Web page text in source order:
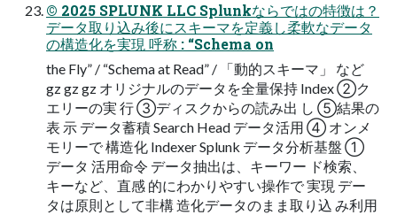
© 2025 SPLUNK LLC Splunkならではの特徴は？
データ取り込み後にスキーマを定義し柔軟なデータ
の構造化を実現 呼称 : “Schema on
the Fly” / “Schema at Read” / 「動的スキーマ」 など
gz gz gz オリジナルのデータを全量保持 Index ②ク
エリーの実 行 ③ディスクからの読み出 し ⑤結果の
表 示 データ蓄積 Search Head データ活用 ④ オンメ
モリーで 構造化 Indexer Splunk データ分析基盤 ①
データ 活用命令 データ抽出は、キーワー ド検索、
キーなど、直感 的にわかりやすい操作で 実現 デー
タは原則として非構 造化データのまま取り込 み利用